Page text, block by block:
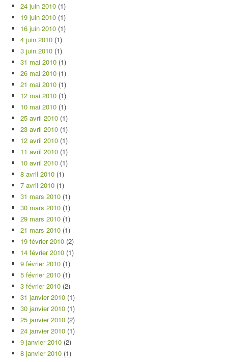
24 juin 2010 (1)
19 juin 2010 (1)
16 juin 2010 (1)
4 juin 2010 (1)
3 juin 2010 (1)
31 mai 2010 (1)
26 mai 2010 (1)
21 mai 2010 (1)
12 mai 2010 (1)
10 mai 2010 (1)
25 avril 2010 (1)
23 avril 2010 (1)
12 avril 2010 (1)
11 avril 2010 (1)
10 avril 2010 (1)
8 avril 2010 (1)
7 avril 2010 (1)
31 mars 2010 (1)
30 mars 2010 (1)
29 mars 2010 (1)
21 mars 2010 (1)
19 février 2010 (2)
14 février 2010 (1)
9 février 2010 (1)
5 février 2010 (1)
3 février 2010 (2)
31 janvier 2010 (1)
30 janvier 2010 (1)
25 janvier 2010 (2)
24 janvier 2010 (1)
9 janvier 2010 (2)
8 janvier 2010 (1)